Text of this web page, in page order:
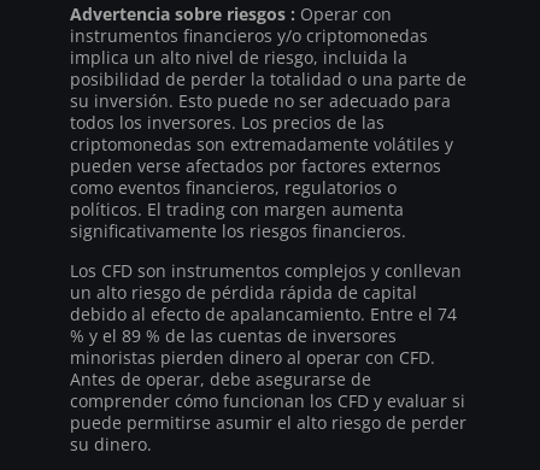
Advertencia sobre riesgos : Operar con
instrumentos financieros y/o criptomonedas
implica un alto nivel de riesgo, incluida la
posibilidad de perder la totalidad o una parte de
su inversión. Esto puede no ser adecuado para
todos los inversores. Los precios de las
criptomonedas son extremadamente volátiles y
pueden verse afectados por factores externos
como eventos financieros, regulatorios o
políticos. El trading con margen aumenta
significativamente los riesgos financieros.
Los CFD son instrumentos complejos y conllevan
un alto riesgo de pérdida rápida de capital
debido al efecto de apalancamiento. Entre el 74
% y el 89 % de las cuentas de inversores
minoristas pierden dinero al operar con CFD.
Antes de operar, debe asegurarse de
comprender cómo funcionan los CFD y evaluar si
puede permitirse asumir el alto riesgo de perder
su dinero.